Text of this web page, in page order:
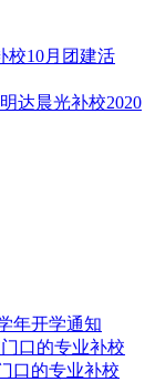
校10月团建活
达晨光补校2020
年开学通知
口的专业补校
口的专业补校